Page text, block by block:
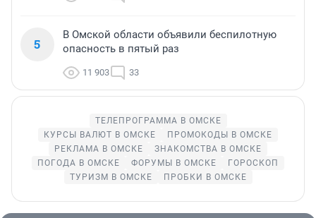
5
В Омской области объявили беспилотную
опасность в пятый раз
11 903 33
ТЕЛЕПРОГРАММА В ОМСКЕ
КУРСЫ ВАЛЮТ В ОМСКЕ
ПРОМОКОДЫ В ОМСКЕ
РЕКЛАМА В ОМСКЕ
ЗНАКОМСТВА В ОМСКЕ
ПОГОДА В ОМСКЕ
ФОРУМЫ В ОМСКЕ
ГОРОСКОП
ТУРИЗМ В ОМСКЕ
ПРОБКИ В ОМСКЕ